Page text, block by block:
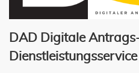
DAD Digitale
Dienstleistungsservice